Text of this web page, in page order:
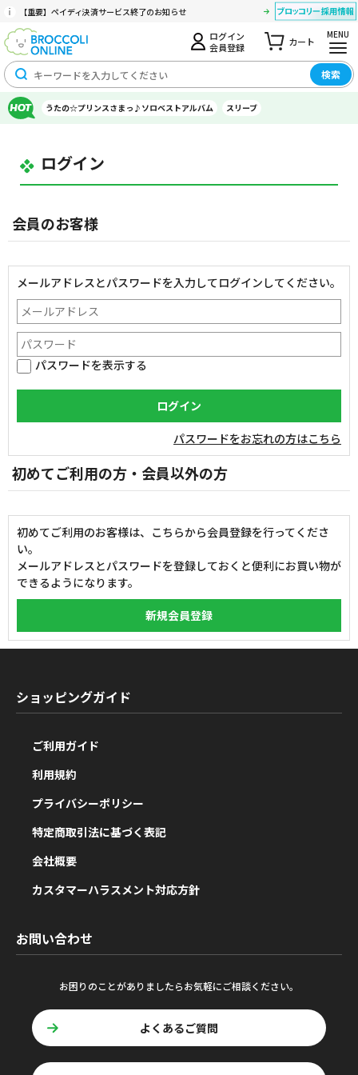
【重要】ペイディ決済サービス終了のお知らせ
ログイン
会員登録
カート
MENU
検索
うたの☆プリンスさまっ♪ソロベストアルバム スリーブ
ログイン
会員のお客様
メールアドレスとパスワードを入力してログインしてください。
パスワードを表示する
パスワードをお忘れの方はこちら
初めてご利用の方・会員以外の方
初めてご利用のお客様は、こちらから会員登録を行ってくださ
い。
メールアドレスとパスワードを登録しておくと便利にお買い物が
できるようになります。
ショッピングガイド
ご利用ガイド
利用規約
プライバシーポリシー
特定商取引法に基づく表記
会社概要
カスタマーハラスメント対応方針
お問い合わせ
お困りのことがありましたらお気軽にご相談ください。
よくあるご質問